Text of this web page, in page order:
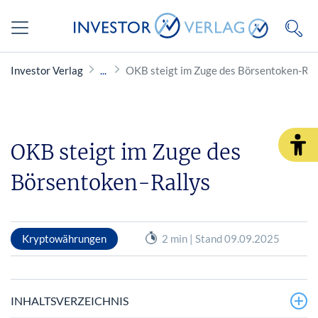
Investor Verlag OKB steigt im Zuge des Börsentoken-
OKB steigt im Zuge des
Börsentoken-Rallys
Kryptowährungen 2 min | Stand 09.09.2025
INHALTSVERZEICHNIS